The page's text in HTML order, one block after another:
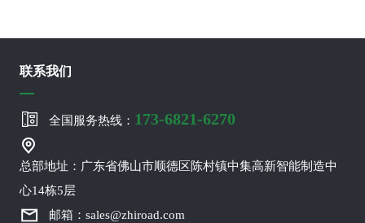
联系我们
全国服务热线： 173-6821-6270
总部地址：广东省佛山市顺德区陈村镇中集高新智能制造中
心14栋5层
邮箱：sales@zhiroad.com